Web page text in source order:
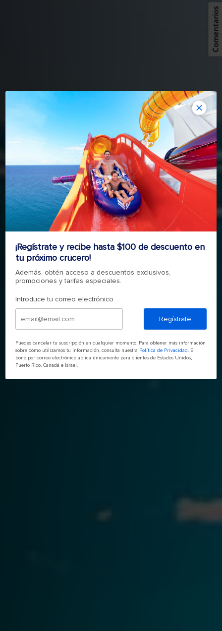
APROVECHA EL DÍA
PLAYAS DEL CARIBE
RESERVA AHORA
¡Regístrate y recibe hasta $100 de descuento en
tu próximo crucero!
Además, obtén acceso a descuentos exclusivos,
promociones y tarifas especiales.
Introduce tu correo electrónico
Regístrate
Puedes cancelar tu suscripción en cualquier momento. Para obtener más información
sobre cómo utilizamos tu información, consulta nuestra Política de Privacidad. El
bono por correo electrónico aplica únicamente para clientes de Estados Unidos,
Puerto Rico, Canadá e Israel.
Comentarios